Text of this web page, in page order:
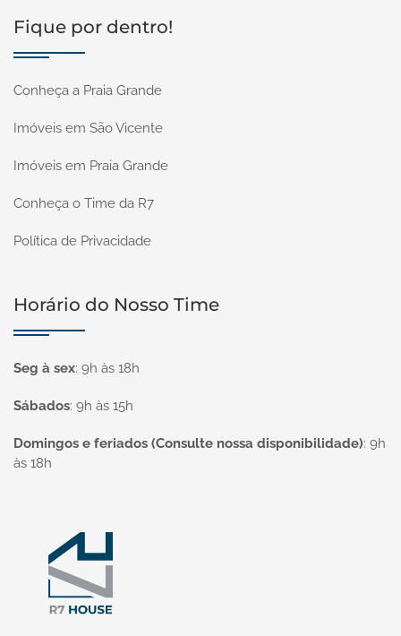
Fique por dentro!
Conheça a Praia Grande
Imóveis em São Vicente
Imóveis em Praia Grande
Conheça o Time da R7
Política de Privacidade
Horário do Nosso Time
Seg à sex: 9h às 18h
Sábados: 9h às 15h
Domingos e feriados (Consulte nossa disponibilidade): 9h
às 18h